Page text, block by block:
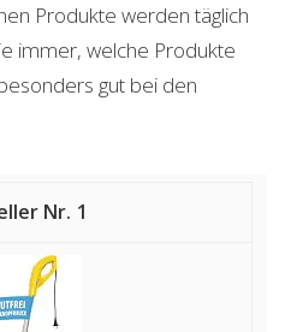
Produkte werden täglich
immer, welche Produkte
gut bei den
1